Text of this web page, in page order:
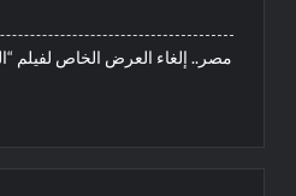
مصر.. إلغاء العرض الخاص لفيلم